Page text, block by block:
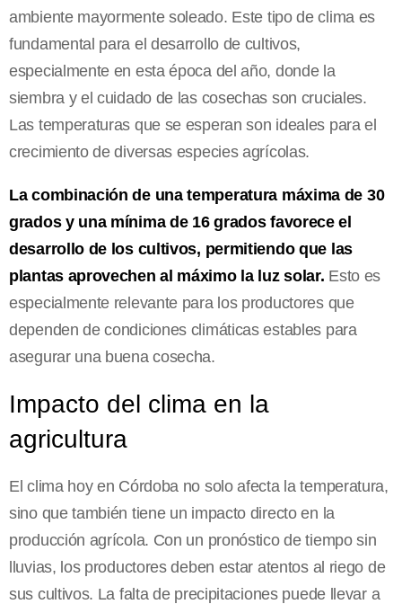
ambiente mayormente soleado. Este tipo de clima es
fundamental para el desarrollo de cultivos,
especialmente en esta época del año, donde la
siembra y el cuidado de las cosechas son cruciales.
Las temperaturas que se esperan son ideales para el
crecimiento de diversas especies agrícolas.
La combinación de una temperatura máxima de 30
grados y una mínima de 16 grados favorece el
desarrollo de los cultivos, permitiendo que las
plantas aprovechen al máximo la luz solar. Esto es
especialmente relevante para los productores que
dependen de condiciones climáticas estables para
asegurar una buena cosecha.
Impacto del clima en la
agricultura
El clima hoy en Córdoba no solo afecta la temperatura,
sino que también tiene un impacto directo en la
producción agrícola. Con un pronóstico de tiempo sin
lluvias, los productores deben estar atentos al riego de
sus cultivos. La falta de precipitaciones puede llevar a